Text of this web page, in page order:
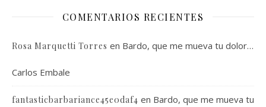
COMENTARIOS RECIENTES
Rosa Marquetti Torres en Bardo, que me mueva tu dolor…
Carlos Embale
fantasticbarbariance45e0daf4 en Bardo, que me mueva tu